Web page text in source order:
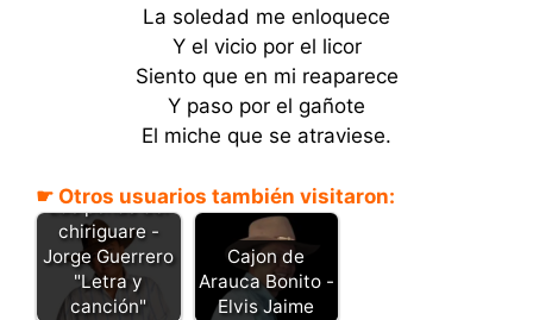
La soledad me enloquece
Y el vicio por el licor
Siento que en mi reaparece
Y paso por el gañote
El miche que se atraviese.
☛ Otros usuarios también visitaron:
Las penas del
chiriguare -
Jorge Guerrero
"Letra y
canción"
Cajon de
Arauca Bonito -
Elvis Jaime